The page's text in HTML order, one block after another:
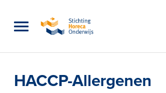
HACCP-Allergenen